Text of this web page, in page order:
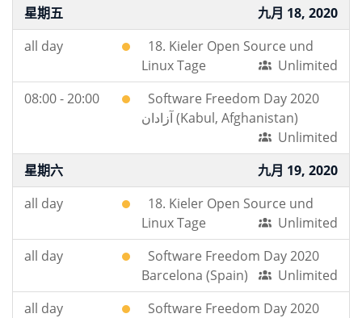
星期五
九月 18, 2020
all day
18. Kieler Open Source und
Linux Tage
Unlimited
08:00 - 20:00
Software Freedom Day 2020
آزادان (Kabul, Afghanistan)
Unlimited
星期六
九月 19, 2020
all day
18. Kieler Open Source und
Linux Tage
Unlimited
all day
Software Freedom Day 2020
Barcelona (Spain)
Unlimited
all day
Software Freedom Day 2020